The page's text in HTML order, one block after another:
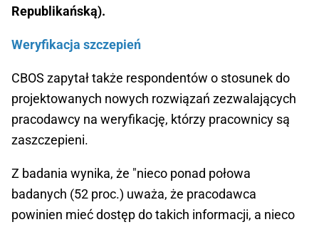
Republikańską).
Weryfikacja szczepień
CBOS zapytał także respondentów o stosunek do
projektowanych nowych rozwiązań zezwalających
pracodawcy na weryfikację, którzy pracownicy są
zaszczepieni.
Z badania wynika, że "nieco ponad połowa
badanych (52 proc.) uważa, że pracodawca
powinien mieć dostęp do takich informacji, a nieco